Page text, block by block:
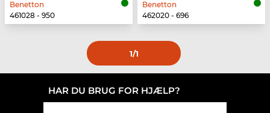
Benetton
461028 - 950
Benetton
462020 - 696
1/1
HAR DU BRUG FOR HJÆLP?